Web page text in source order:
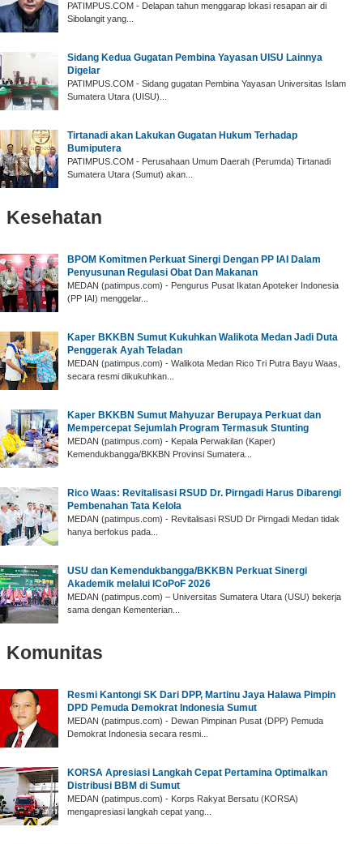
PATIMPUS.COM - Delapan tahun menggarap lokasi resapan air di
Sibolangit yang...
Sidang Kedua Gugatan Pembina Yayasan UISU Lainnya
Digelar
PATIMPUS.COM - Sidang gugatan Pembina Yayasan Universitas Islam
Sumatera Utara (UISU)...
Tirtanadi akan Lakukan Gugatan Hukum Terhadap
Bumiputera
PATIMPUS.COM - Perusahaan Umum Daerah (Perumda) Tirtanadi
Sumatera Utara (Sumut) akan...
Kesehatan
BPOM Komitmen Perkuat Sinergi Dengan PP IAI Dalam
Penyusunan Regulasi Obat Dan Makanan
MEDAN (patimpus.com) - Pengurus Pusat Ikatan Apoteker Indonesia
(PP IAI) menggelar...
Kaper BKKBN Sumut Kukuhkan Walikota Medan Jadi Duta
Penggerak Ayah Teladan
MEDAN (patimpus.com) - Walikota Medan Rico Tri Putra Bayu Waas,
secara resmi dikukuhkan...
Kaper BKKBN Sumut Mahyuzar Berupaya Perkuat dan
Mempercepat Sejumlah Program Termasuk Stunting
MEDAN (patimpus.com) - Kepala Perwakilan (Kaper)
Kemendukbangga/BKKBN Provinsi Sumatera...
Rico Waas: Revitalisasi RSUD Dr. Pirngadi Harus Dibarengi
Pembenahan Tata Kelola
MEDAN (patimpus.com) - Revitalisasi RSUD Dr Pirngadi Medan tidak
hanya berfokus pada...
USU dan Kemendukbangga/BKKBN Perkuat Sinergi
Akademik melalui ICoPoF 2026
MEDAN (patimpus.com) – Universitas Sumatera Utara (USU) bekerja
sama dengan Kementerian...
Komunitas
‎Resmi Kantongi SK Dari DPP, Martinu Jaya Halawa Pimpin
DPD Pemuda Demokrat Indonesia Sumut ‎
‎MEDAN (patimpus.com) - Dewan Pimpinan Pusat (DPP) Pemuda
Demokrat Indonesia secara resmi...
‎KORSA Apresiasi Langkah Cepat Pertamina Optimalkan
Distribusi BBM di Sumut
‎MEDAN (patimpus.com) - Korps Rakyat Bersatu (KORSA)
mengapresiasi langkah cepat yang...